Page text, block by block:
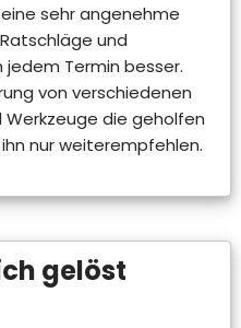
sehr angenehme
und
jedem Termin besser.
von verschiedenen
Werkzeuge die geholfen
nur weiterempfehlen.
gelöst